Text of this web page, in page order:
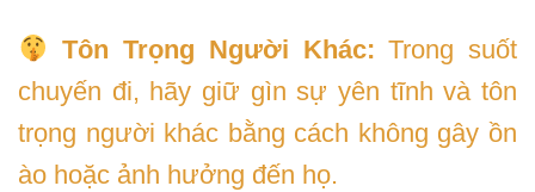
Tôn Trọng Người Khác: Trong suốt
chuyến đi, hãy giữ gìn sự yên tĩnh và tôn
trọng người khác bằng cách không gây ồn
ào hoặc ảnh hưởng đến họ.